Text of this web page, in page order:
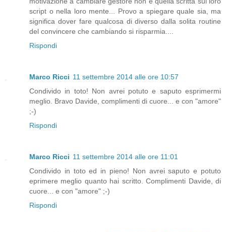
script o nella loro mente... Provo a spiegare quale sia, ma
significa dover fare qualcosa di diverso dalla solita routine
del convincere che cambiando si risparmia....
Rispondi
Marco Ricci 11 settembre 2014 alle ore 10:57
Condivido in toto! Non avrei potuto e saputo esprimermi
meglio. Bravo Davide, complimenti di cuore... e con "amore"
;-)
Rispondi
Marco Ricci 11 settembre 2014 alle ore 11:01
Condivido in toto ed in pieno! Non avrei saputo e potuto
eprimere meglio quanto hai scritto. Complimenti Davide, di
cuore... e con "amore" ;-)
Rispondi